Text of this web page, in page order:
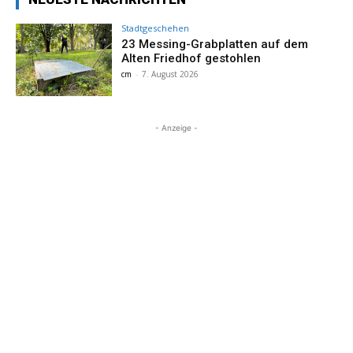
Stadtgeschehen
23 Messing-Grabplatten auf dem
Alten Friedhof gestohlen
cm - 7. August 2026
- Anzeige -